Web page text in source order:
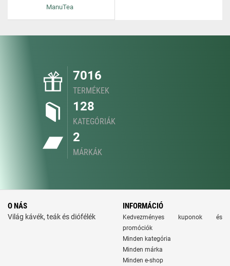
ManuTea
7016
TERMÉKEK
128
KATEGÓRIÁK
2
MÁRKÁK
O NÁS
Világ kávék, teák és diófélék
INFORMÁCIÓ
Kedvezményes kuponok és
promóciók
Minden kategória
Minden márka
Minden e-shop